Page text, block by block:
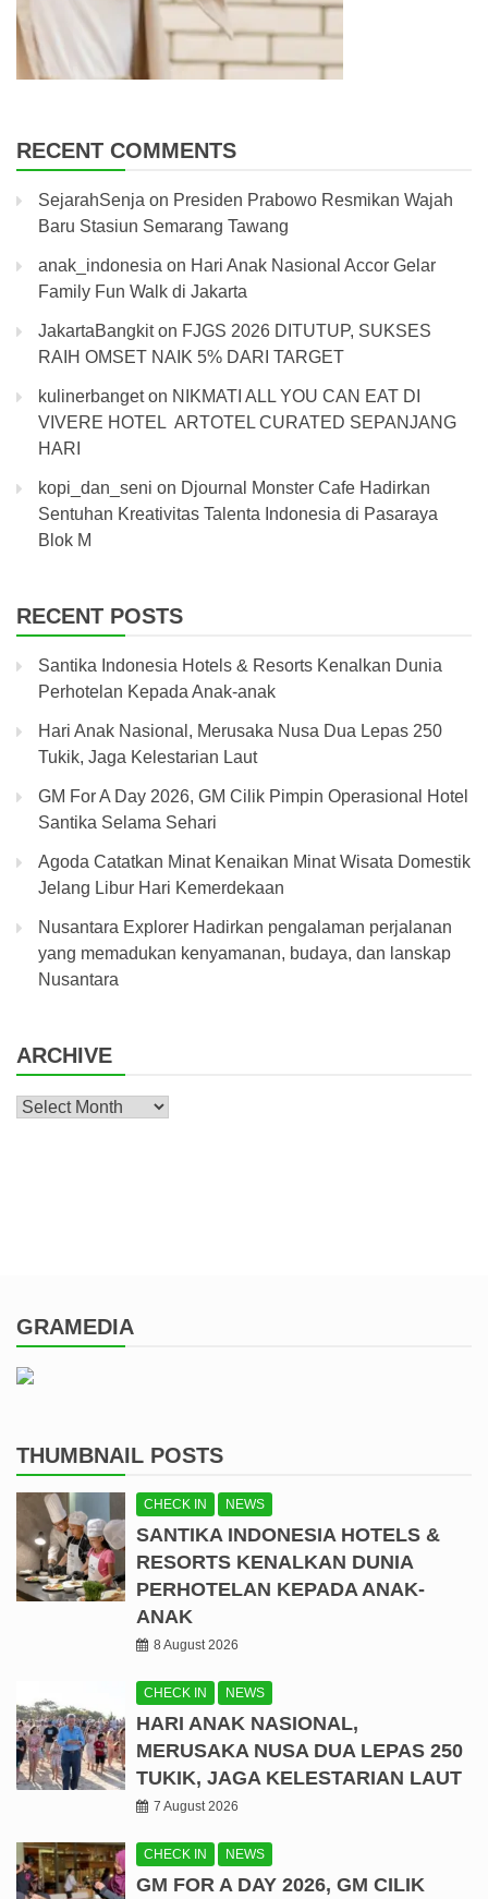
RECENT COMMENTS
SejarahSenja on Presiden Prabowo Resmikan Wajah
Baru Stasiun Semarang Tawang
anak_indonesia on Hari Anak Nasional Accor Gelar
Family Fun Walk di Jakarta
JakartaBangkiton FJGS 2026 DITUTUP, SUKSES
RAIH OMSET NAIK 5% DARI TARGET
kulinerbangeton NIKMATI ALL YOU CAN EAT DI
VIVERE HOTEL ARTOTEL CURATED SEPANJANG
HARI
kopi_dan_seni on Djournal Monster Cafe Hadirkan
Sentuhan Kreativitas Talenta Indonesia di Pasaraya
Blok M
RECENT POSTS
Santika Indonesia Hotels & Resorts Kenalkan Dunia
Perhotelan Kepada Anak-anak
Hari Anak Nasional, Merusaka Nusa Dua Lepas 250
Tukik, Jaga Kelestarian Laut
GM For A Day 2026, GM Cilik Pimpin Operasional Hotel
Santika Selama Sehari
Agoda Catatkan Minat Kenaikan Minat Wisata Domestik
Jelang Libur Hari Kemerdekaan
Nusantara Explorer Hadirkan pengalaman perjalanan
yang memadukan kenyamanan, budaya, dan lanskap
Nusantara
ARCHIVE
Archive
GRAMEDIA
THUMBNAIL POSTS
CHECK IN NEWS
SANTIKA INDONESIA HOTELS &
RESORTS KENALKAN DUNIA
PERHOTELAN KEPADA ANAK-
ANAK
8 August 2026
CHECK IN NEWS
HARI ANAK NASIONAL,
MERUSAKA NUSA DUA LEPAS 250
TUKIK, JAGA KELESTARIAN LAUT
7 August 2026
CHECK IN NEWS
GM FOR A DAY 2026, GM CILIK